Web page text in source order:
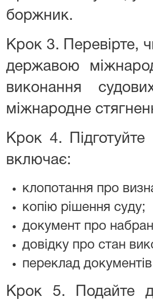
боржник.
Крок 3. Перевірте,
державою
виконання
міжнародне
Крок 4. Підготуйте
включає:
клопотання про
копію рішення суду;
документ про
довідку про стан
переклад
Крок 5. Подайте